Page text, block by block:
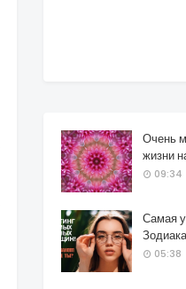
Очень
жизни
09:34
Самая
05:38